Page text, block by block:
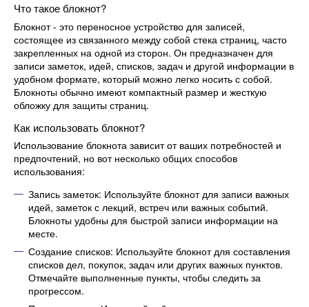
Что такое блокнот?
Блокнот - это переносное устройство для записей,
состоящее из связанного между собой стека страниц, часто
закрепленных на одной из сторон. Он предназначен для
записи заметок, идей, списков, задач и другой информации в
удобном формате, который можно легко носить с собой.
Блокноты обычно имеют компактный размер и жесткую
обложку для защиты страниц.
Как использовать блокнот?
Использование блокнота зависит от ваших потребностей и
предпочтений, но вот несколько общих способов
использования:
Запись заметок: Используйте блокнот для записи важных
идей, заметок с лекций, встреч или важных событий.
Блокноты удобны для быстрой записи информации на
месте.
Создание списков: Используйте блокнот для составления
списков дел, покупок, задач или других важных пунктов.
Отмечайте выполненные пункты, чтобы следить за
прогрессом.